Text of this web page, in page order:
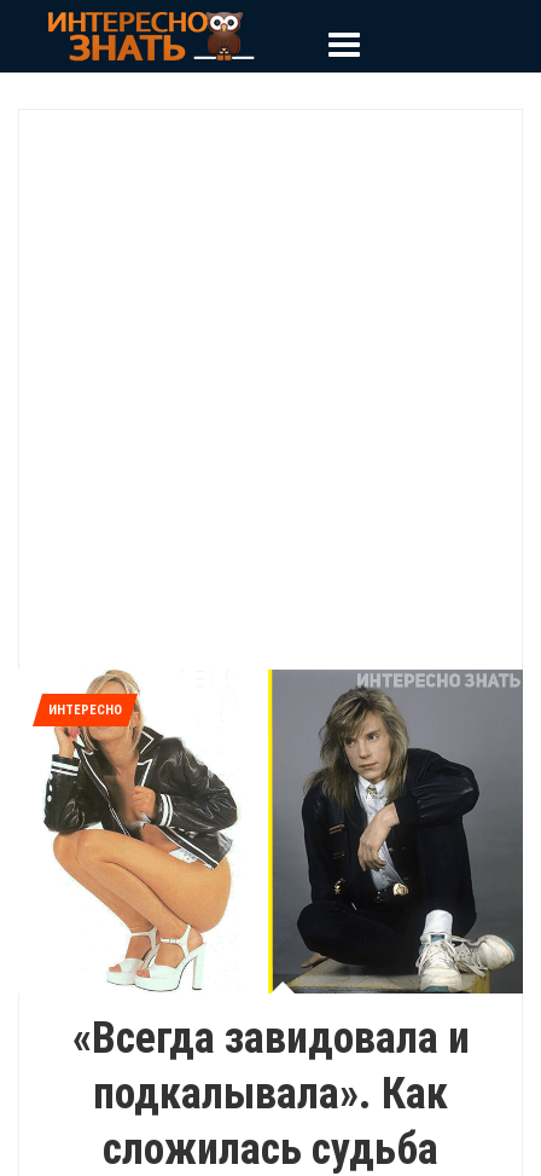
ИНТЕРЕСНО
«Всегда завидовала и
подкалывала». Как
сложилась судьба